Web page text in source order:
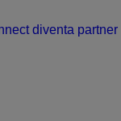
diventa partner